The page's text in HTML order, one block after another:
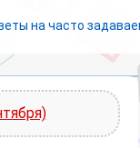
на часто